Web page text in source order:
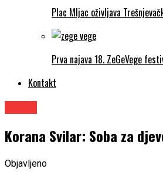
Plac Mljac oživljava
Prva najava 18. ZeGeVege
Kontakt
Korana Svilar: Soba za
Objavljeno